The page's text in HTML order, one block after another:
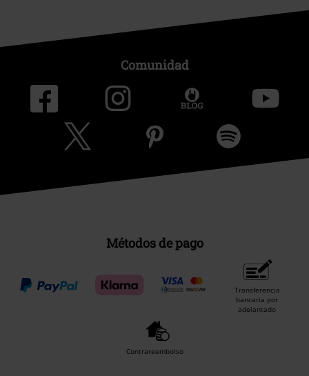
Comunidad
Métodos de pago
Transferencia
bancaria por
adelantado
Contrareembolso